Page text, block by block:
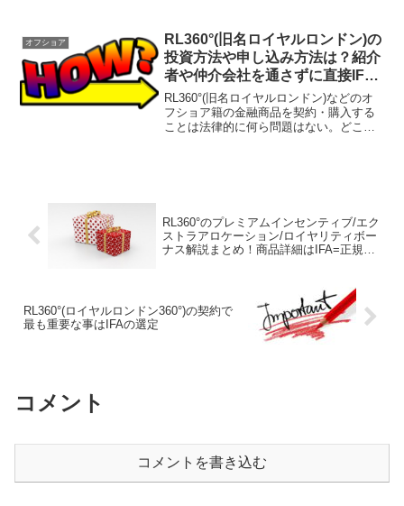
繋がる事が重要で、そうすれば騙される
事なく情報を正しく得られる。
オフショア
RL360°(旧名ロイヤルロンドン)の
投資方法や申し込み方法は？紹介
者や仲介会社を通さずに直接IFA=
正規代理店に連絡するのが正規ル
ート！
RL360°(旧名ロイヤルロンドン)などのオ
フショア籍の金融商品を契約・購入する
ことは法律的に何ら問題はない。どこで
RL360°のプレミアムインセンティブ/エク
ストラアロケーション/ロイヤリティボー
ナス解説まとめ！商品詳細はIFA=正規代
RL360°(ロイヤルロンドン360°)の契約で
最も重要な事はIFAの選定
コメント
コメントを書き込む